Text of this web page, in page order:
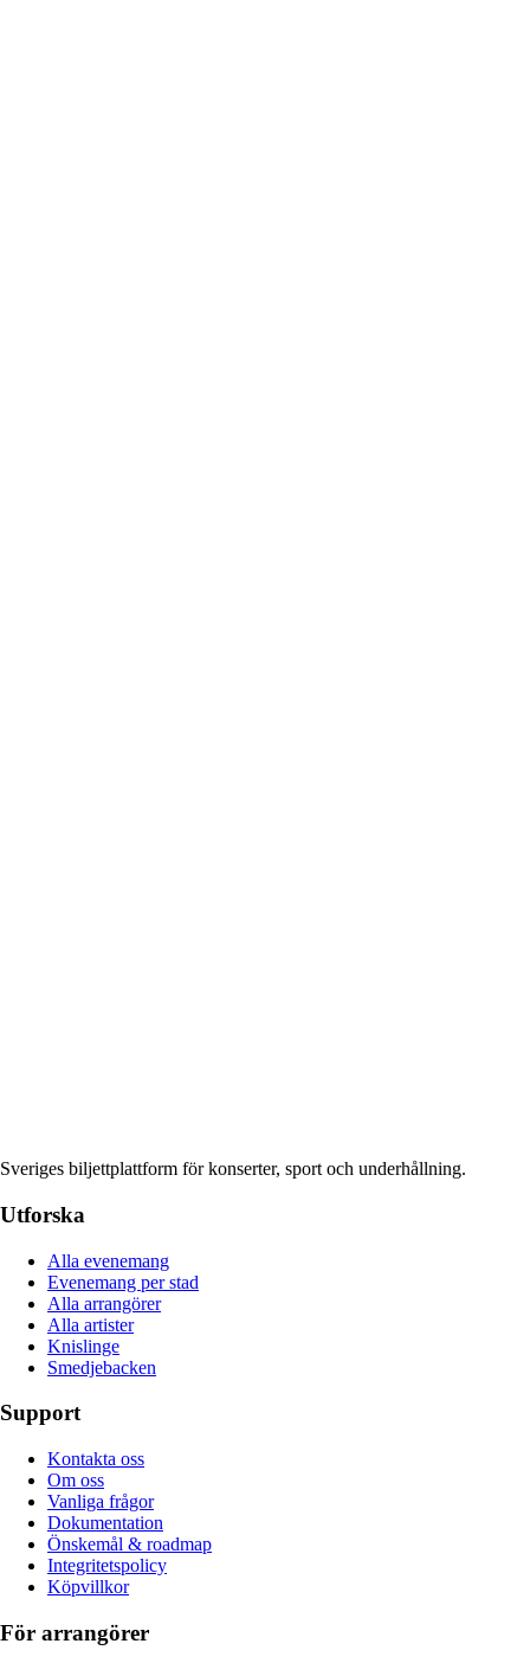
Sveriges biljettplattform för konserter, sport och underhållning.
Utforska
Alla evenemang
Evenemang per stad
Alla arrangörer
Alla artister
Knislinge
Smedjebacken
Support
Kontakta oss
Om oss
Vanliga frågor
Dokumentation
Önskemål & roadmap
Integritetspolicy
Köpvillkor
För arrangörer